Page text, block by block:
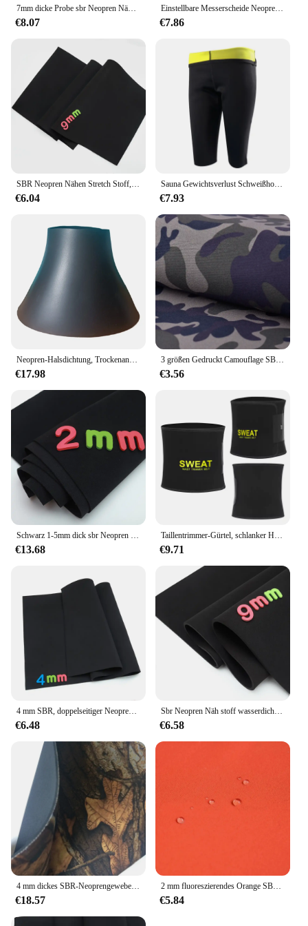
7mm dicke Probe sbr Neopren Näh stoff wasserdicht wind dicht Tauchen stoßfest stoßfest Stoff
€8.07
Einstellbare Messerscheide Neopren Tauchen Messer Wrap Scheide Abdeckband Beinhalter Taucher Sicherheitsausrüstung Halter
€7.86
€6.04
Sauna Gewichtsverlust Schweißhose Neopren Abnehmen Workout Capri Hohe Taille Trainer Leggings Heiße Fettverbrennung Workout Fitness
€7.93
€17.98
3 größen Gedruckt Camouflage SBR Neopren Tauchen Stoff Für DIY Nähen Handwerk Kleidung Taschen Sportswear Materialien Liefert
€3.56
€13.68
Taillentrimmer-Gürtel, schlanker Herren-Körperformer, Cincher, Bauchkontrolle, Neopren-Schweißwickel für Bauch und Rücken, Lendenwirbelstütze
€9.71
€6.48
Sbr Neopren Näh stoff wasserdicht wind dicht stoßfest Neopren anzug ultra dick 9mm Großhandel jede Größe Stretch Plain
€6.58
4 mm dickes SBR-Neoprengewebe, weich, elastisch, stoßfest, bunt, zum Tauchen, doppelseitiges Verbundtuch, Sportschutzausrüstung, Surfen
€18.57
2 mm fluoreszierendes Orange SBR-Neopren-Nähstoff, Reisetasche, Computertasche, Tassenabdeckung, Tauchausrüstung, wasserdicht, winddicht, stoßfest
€5.84